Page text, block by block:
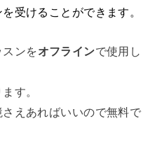
受けることができます。
ンをオフラインで使用し
す。
えあればいいので無料で